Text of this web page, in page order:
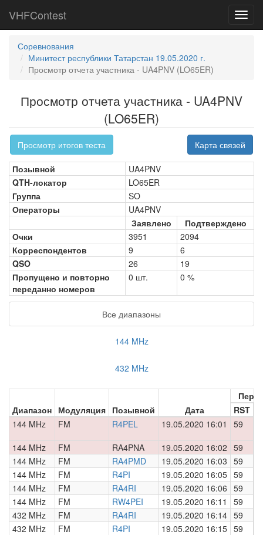
VHFContest
Соревнования
Минитест республики Татарстан 19.05.2020 г.
Просмотр отчета участника - UA4PNV (LO65ER)
Просмотр отчета участника - UA4PNV
(LO65ER)
Просмотр итогов теста Карта связей
Позывной
UA4PNV
QTH-локатор
LO65ER
Группа
SO
Операторы
UA4PNV
Заявлено
Подтверждено
Очки
3951
2094
Корреспондентов
9
6
QSO
26
19
Пропущено и повторно
переданно номеров
0 шт. 0 %
Все диапазоны
144 MHz
432 MHz
Диапазон Модуляция Позывной Дата
RST
144 MHz
FM R4PEL 19.05.2020 16:01 59
144 MHz
FM RA4PNA 19.05.2020 16:02 59
144 MHz
FM RA4PMD 19.05.2020 16:03 59
144 MHz
FM R4PI 19.05.2020 16:05 59
144 MHz
FM RA4RI 19.05.2020 16:06 59
144 MHz
FM RW4PEI 19.05.2020 16:11 59
432 MHz
FM RA4RI 19.05.2020 16:14 59
432 MHz
FM R4PI 19.05.2020 16:15 59